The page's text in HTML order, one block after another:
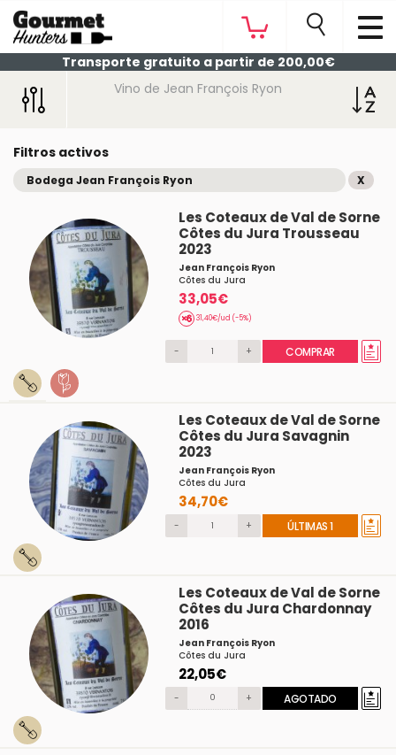
Transporte gratuito a partir de 200,00€
Vino de Jean François Ryon
Filtros activos
Bodega Jean François Ryon X
Les Coteaux de Val de Sorne
Côtes du Jura Trousseau
2023
Jean François Ryon
Côtes du Jura
33,05€
31,40€/ud (-5%)
- + COMPRAR
Les Coteaux de Val de Sorne
Côtes du Jura Savagnin
2023
Jean François Ryon
Côtes du Jura
34,70€
- + ÚLTIMAS 1
Les Coteaux de Val de Sorne
Côtes du Jura Chardonnay
2016
Jean François Ryon
Côtes du Jura
22,05€
- + AGOTADO